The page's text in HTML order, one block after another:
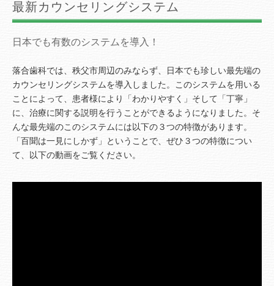
最新カウンセリングシステム
日本でも有数のシステムを導入！
落合歯科では、秩父市周辺のみならず、日本でも珍しい最先端の
カウンセリングシステムを導入しました。このシステムを用いる
ことによって、患者様により「わかりやすく」そして「丁寧」
に、治療に関する説明を行うことができるようになりました。そ
んな最先端のこのシステムには以下の３つの特徴があります。
「百聞は一見にしかず」ということで、ぜひ３つの特徴につい
て、以下の動画をご覧ください。